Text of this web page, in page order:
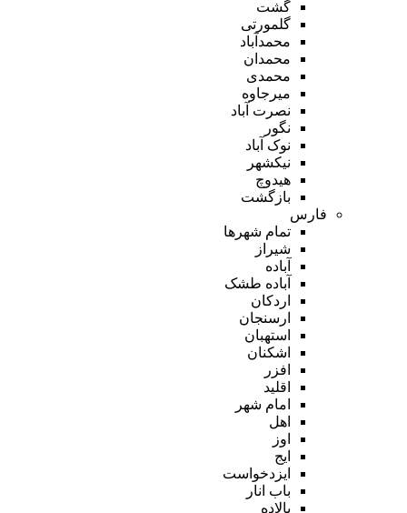
گشت
گلمورتی
محمدآباد
محمدان
محمدی
میرجاوه
نصرت آباد
نگور
نوک آباد
نیکشهر
هیدوچ
بازگشت
فارس
تمام شهر‌ها
شیراز
آباده
آباده طشک
اردکان
ارسنجان
استهبان
اشکنان
افزر
اقلید
امام شهر
اهل
اوز
ایج
ایزدخواست
باب انار
بالاده